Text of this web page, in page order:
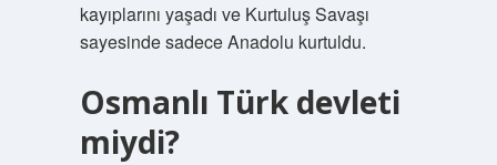
kayıplarını yaşadı ve Kurtuluş Savaşı
sayesinde sadece Anadolu kurtuldu.
Osmanlı Türk devleti
miydi?